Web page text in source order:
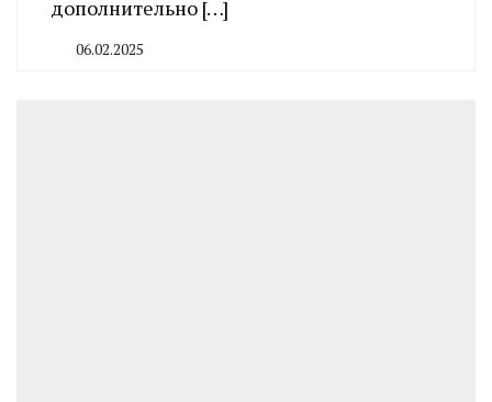
дополнительно […]
06.02.2025